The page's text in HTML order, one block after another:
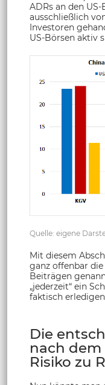
ADRs an den
ausschließlich
Investoren
US-Börsen aktiv
Quelle: eigene
Mit diesem
ganz offenbar
Beiträgen
„jederzeit“ ein
faktisch
Die
nach dem
Risiko zu